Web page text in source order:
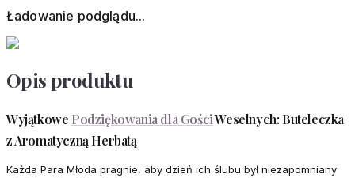
Ładowanie podglądu...
Opis produktu
Wyjątkowe Podziękowania dla GościWeselnych: Buteleczka
z Aromatyczną Herbatą
Każda Para Młoda pragnie, aby dzień ich ślubu był niezapomniany